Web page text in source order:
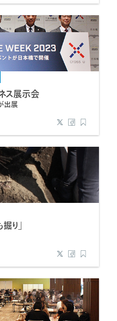
ス展示会
出展
り」